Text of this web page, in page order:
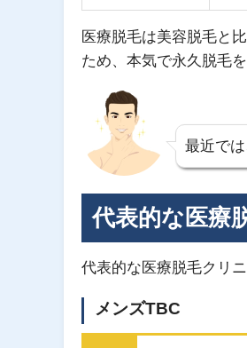
医療脱毛は美容脱毛と
ため、本気で永久脱毛
最近で
代表的な医療
代表的な医療脱毛クリ
メンズTBC